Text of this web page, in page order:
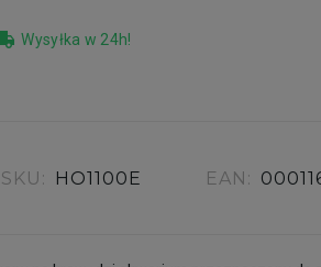
Wysyłka w 24h!
SKU: HO1100E EAN: